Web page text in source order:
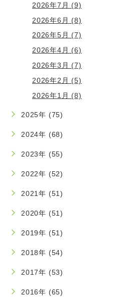
2026年7月 (9)
2026年6月 (8)
2026年5月 (7)
2026年4月 (6)
2026年3月 (7)
2026年2月 (5)
2026年1月 (8)
2025年 (75)
2024年 (68)
2023年 (55)
2022年 (52)
2021年 (51)
2020年 (51)
2019年 (51)
2018年 (54)
2017年 (53)
2016年 (65)